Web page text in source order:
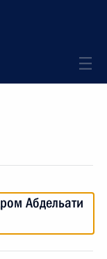
Абдельати